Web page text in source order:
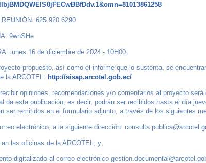
625 920 6290
9wnSHe
lunes 16 de diciembre de 2024 - 10H00
propuesto, así como el informe que lo sustenta, se
la ARCOTEL: http://sisap.arcotel.gob.ec/
opiniones, recomendaciones y/o comentarios al proyecto
de esta publicación; es decir, podrán ser recibidos hasta el día
ser remitidos en el formulario adjunto, a través de los siguientes
electrónico, a la siguiente dirección:
en las oficinas de la ARCOTEL; y;
digitalizado al correo electrónico